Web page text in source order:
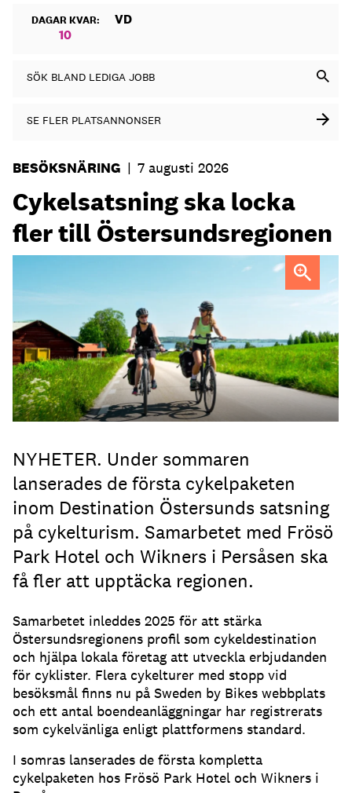
DAGAR KVAR:
10
VD
SÖK BLAND LEDIGA JOBB
SE FLER PLATSANNONSER
BESÖKSNÄRING | 7 augusti 2026
Cykelsatsning ska locka
fler till Östersundsregionen
NYHETER. Under sommaren
lanserades de första cykelpaketen
inom Destination Östersunds satsning
på cykelturism. Samarbetet med Frösö
Park Hotel och Wikners i Persåsen ska
få fler att upptäcka regionen.
Samarbetet inleddes 2025 för att stärka
Östersundsregionens profil som cykeldestination
och hjälpa lokala företag att utveckla erbjudanden
för cyklister. Flera cykelturer med stopp vid
besöksmål finns nu på Sweden by Bikes webbplats
och ett antal boendeanläggningar har registrerats
som cykelvänliga enligt plattformens standard.
I somras lanserades de första kompletta
cykelpaketen hos Frösö Park Hotel och Wikners i